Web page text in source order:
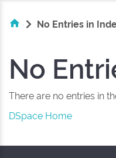
No Entries in
No
There are no entries in
DSpace Home